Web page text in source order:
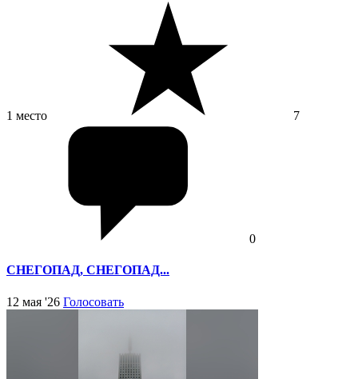
1 место 7
0
СНЕГОПАД, СНЕГОПАД...
12 мая '26 Голосовать